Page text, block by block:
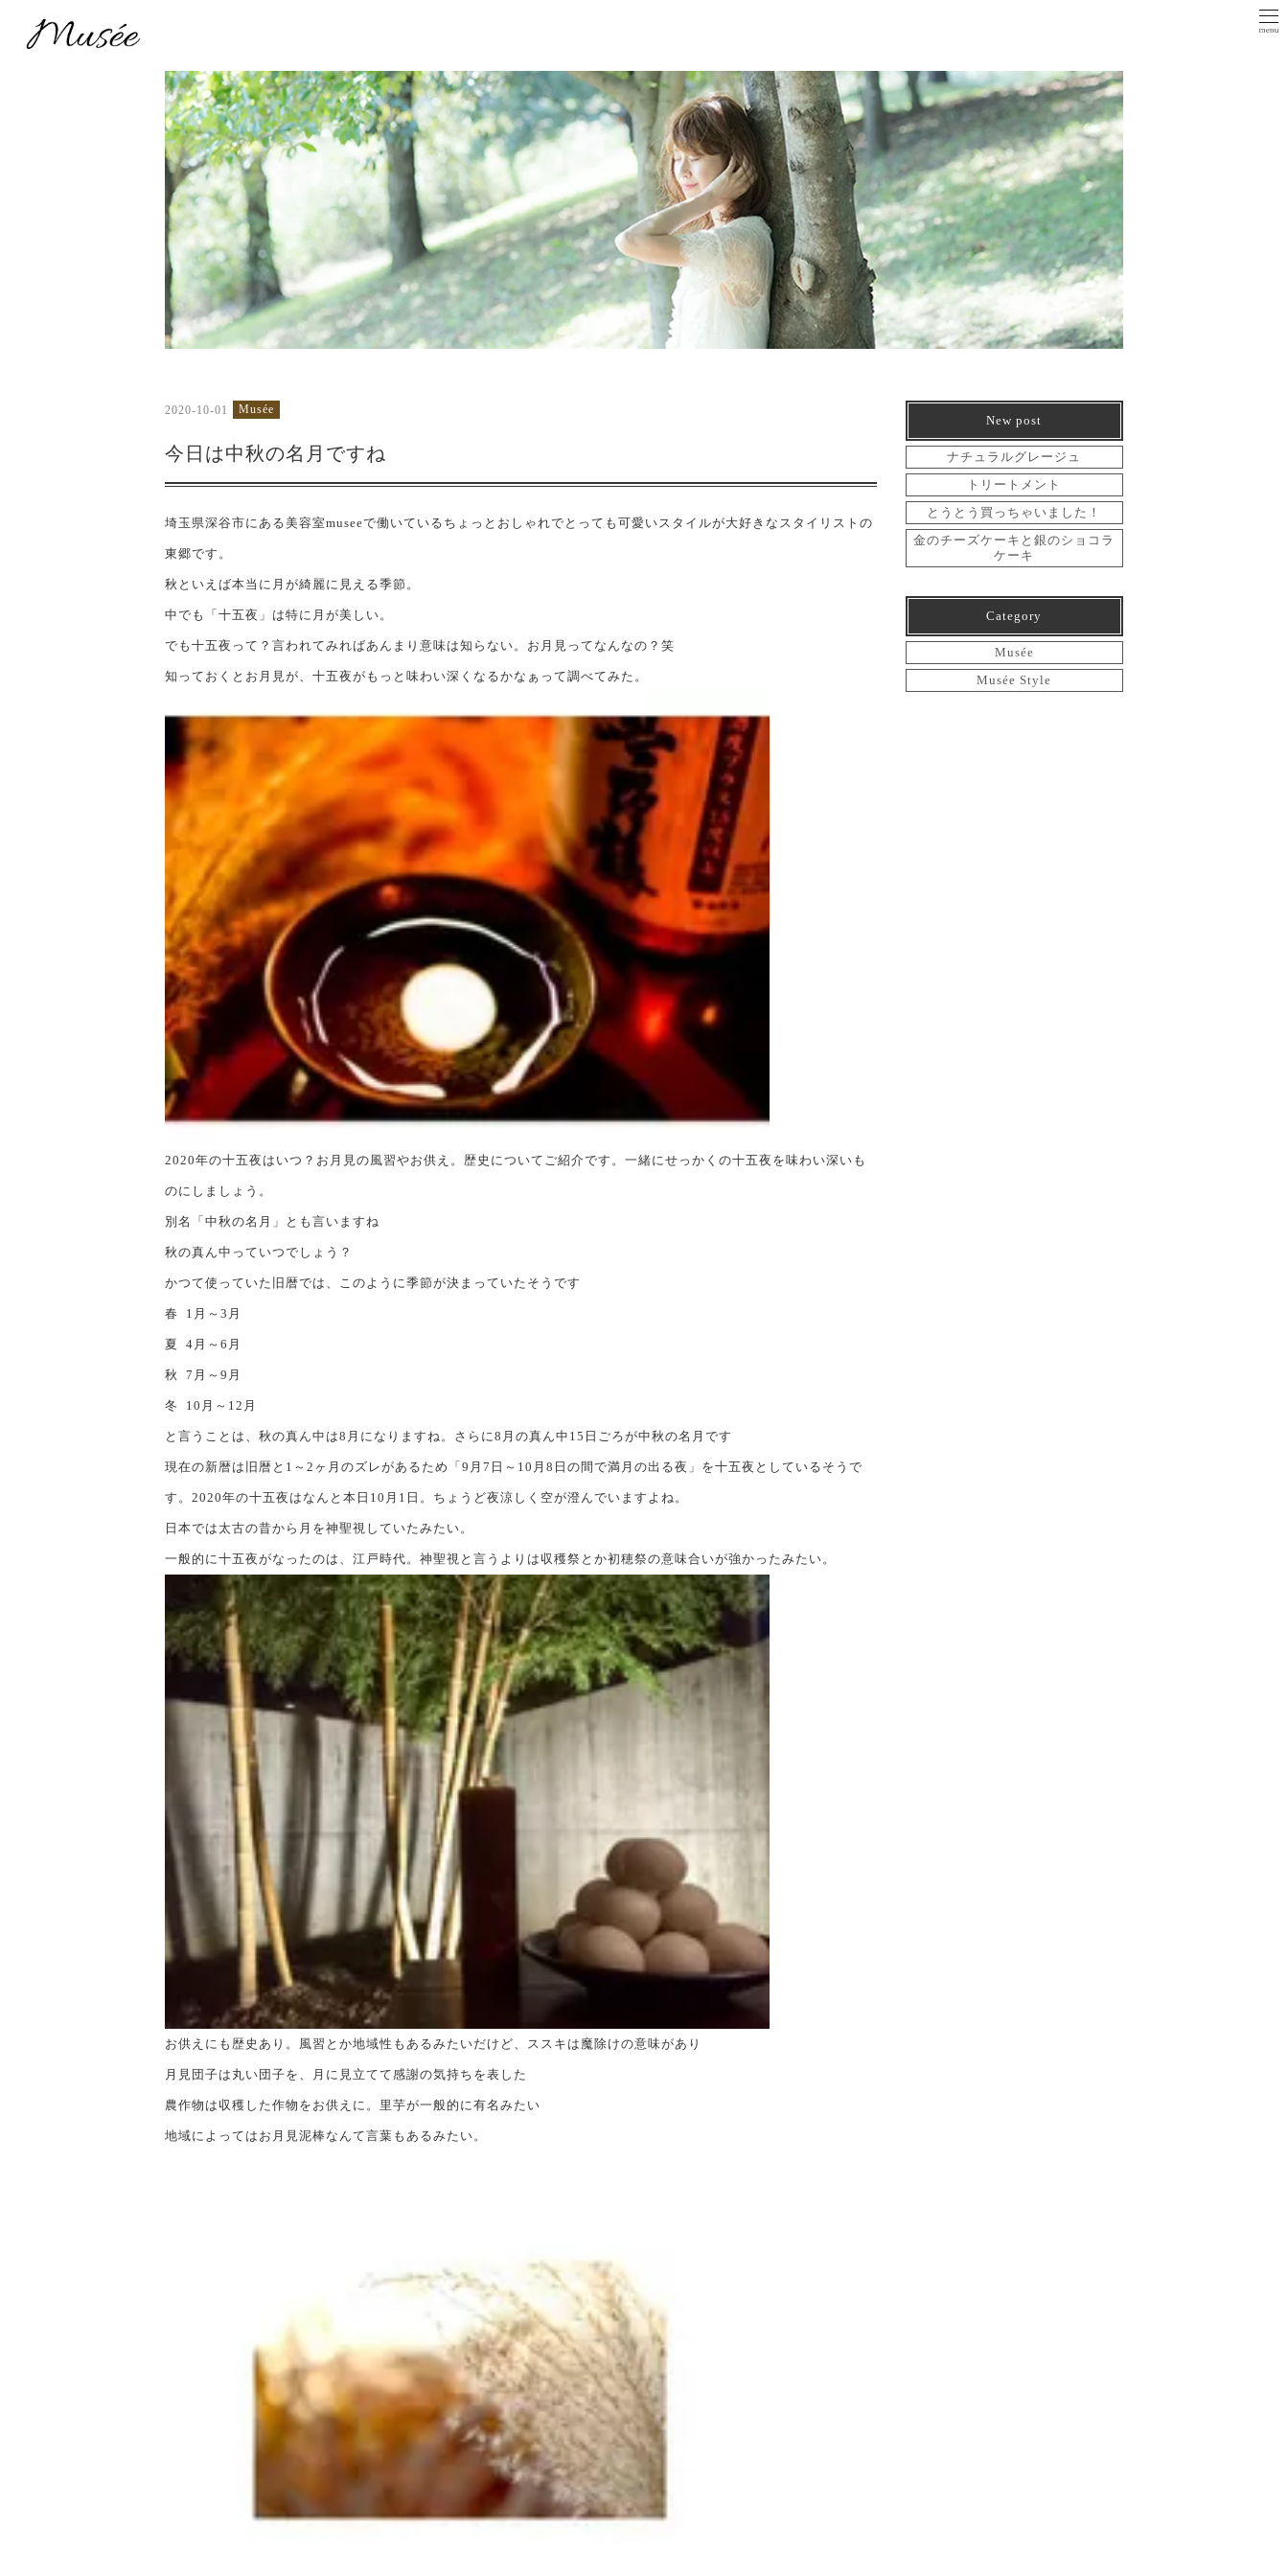
2020-10-01 Musée
今日は中秋の名月ですね
埼玉県深谷市にある美容室museeで働いているちょっとおしゃれでとっても可愛いスタイルが大好きなスタイリストの
東郷です。
秋といえば本当に月が綺麗に見える季節。
中でも「十五夜」は特に月が美しい。
でも十五夜って？言われてみればあんまり意味は知らない。お月見ってなんなの？笑
知っておくとお月見が、十五夜がもっと味わい深くなるかなぁって調べてみた。
2020年の十五夜はいつ？お月見の風習やお供え。歴史についてご紹介です。一緒にせっかくの十五夜を味わい深いも
のにしましょう。
別名「中秋の名月」とも言いますね
秋の真ん中っていつでしょう？
かつて使っていた旧暦では、このように季節が決まっていたそうです
春 1月～3月
夏 4月～6月
秋 7月～9月
冬 10月～12月
と言うことは、秋の真ん中は8月になりますね。さらに8月の真ん中15日ごろが中秋の名月です
現在の新暦は旧暦と1～2ヶ月のズレがあるため「9月7日～10月8日の間で満月の出る夜」を十五夜としているそうで
す。2020年の十五夜はなんと本日10月1日。ちょうど夜涼しく空が澄んでいますよね。
日本では太古の昔から月を神聖視していたみたい。
一般的に十五夜がなったのは、江戸時代。神聖視と言うよりは収穫祭とか初穂祭の意味合いが強かったみたい。
お供えにも歴史あり。風習とか地域性もあるみたいだけど、ススキは魔除けの意味があり
月見団子は丸い団子を、月に見立てて感謝の気持ちを表した
農作物は収穫した作物をお供えに。里芋が一般的に有名みたい
地域によってはお月見泥棒なんて言葉もあるみたい。
New post
ナチュラルグレージュ
トリートメント
とうとう買っちゃいました！
金のチーズケーキと銀のショコラ
ケーキ
Category
Musée
Musée Style